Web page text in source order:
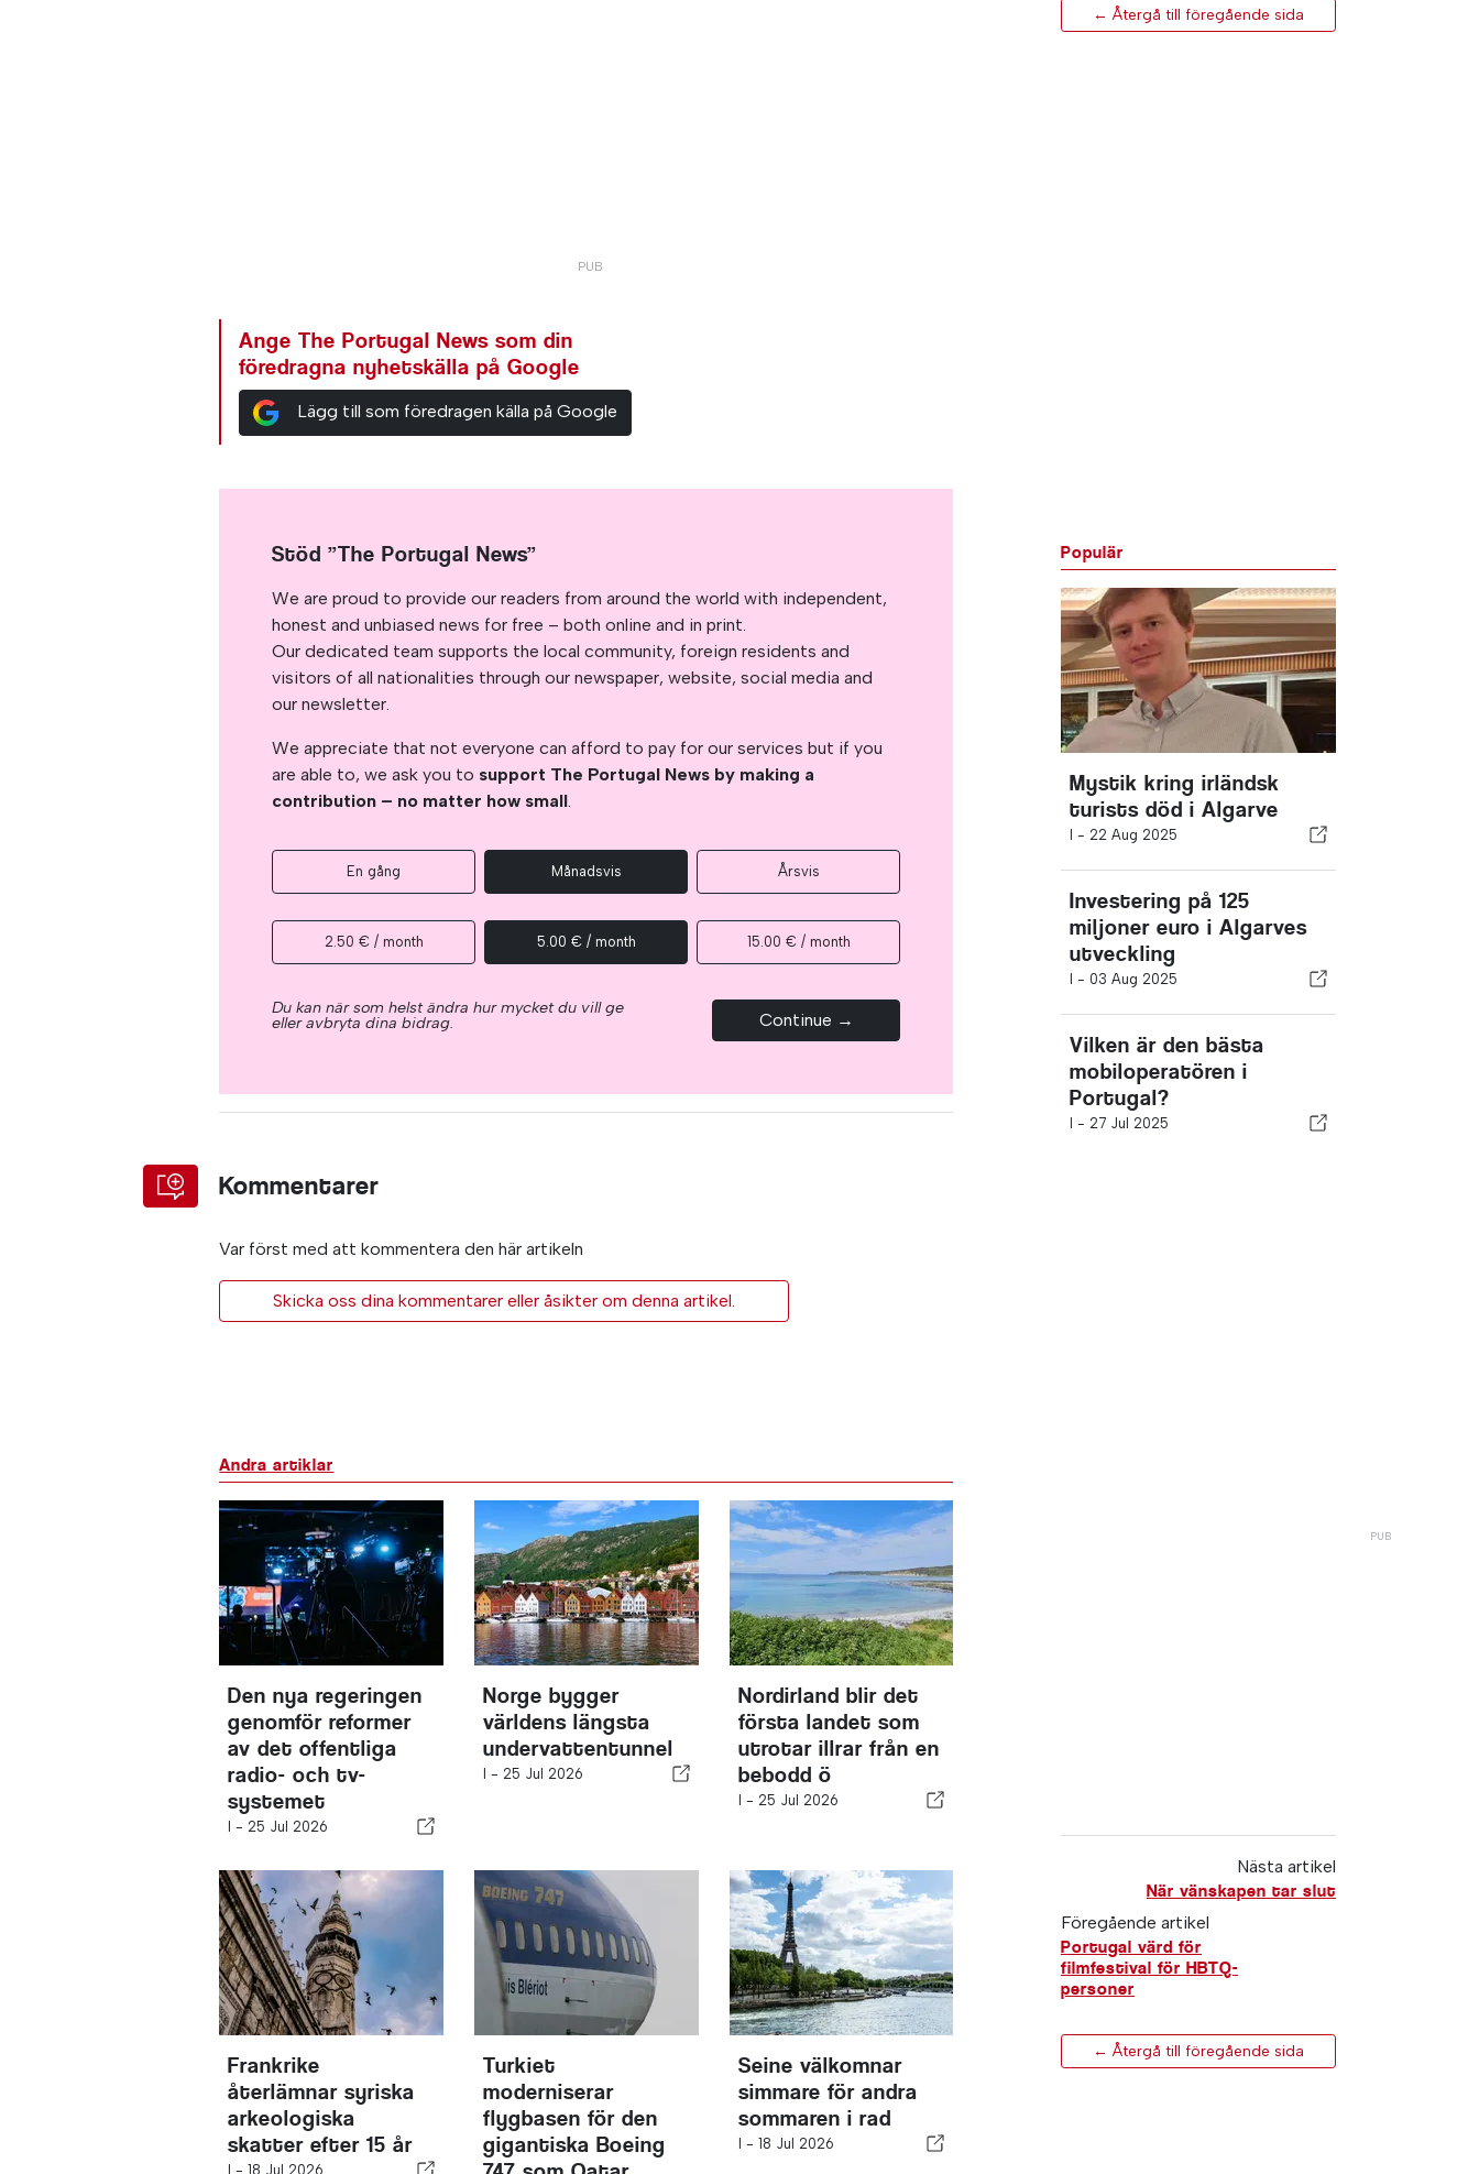
Ange The Portugal News som din
föredragna nyhetskälla på Google
Lägg till som föredragen källa på Google
← Återgå till föregående sida
Stöd ”The Portugal News”
We are proud to provide our readers from around the world with independent,
honest and unbiased news for free – both online and in print.
Our dedicated team supports the local community, foreign residents and
visitors of all nationalities through our newspaper, website, social media and
our newsletter.
We appreciate that not everyone can afford to pay for our services but if you
are able to, we ask you to support The Portugal News by making a
contribution – no matter how small.
En gång Månadsvis Årsvis
2.50 € / month 5.00 € / month 15.00 € / month
Du kan när som helst ändra hur mycket du vill ge
eller avbryta dina bidrag. Continue →
Kommentarer
Var först med att kommentera den här artikeln
Skicka oss dina kommentarer eller åsikter om denna artikel.
Populär
Mystik kring irländsk
turists död i Algarve
I - 22 Aug 2025
Investering på 125
miljoner euro i Algarves
utveckling
I - 03 Aug 2025
Vilken är den bästa
mobiloperatören i
Portugal?
I - 27 Jul 2025
Andra artiklar
Den nya regeringen
genomför reformer
av det offentliga
radio- och tv-
systemet
I - 25 Jul 2026
Norge bygger
världens längsta
undervattentunnel
I - 25 Jul 2026
Nordirland blir det
första landet som
utrotar illrar från en
bebodd ö
I - 25 Jul 2026
Frankrike
återlämnar syriska
arkeologiska
skatter efter 15 år
I -18 Jul 2026
Turkiet
moderniserar
flygbasen för den
gigantiska Boeing
Seine välkomnar
simmare för andra
sommaren i rad
I - 18 Jul 2026
Nästa artikel
När vänskapen tar slut
Föregående artikel
Portugal värd för
filmfestival för HBTQ-
personer
← Återgå till föregående sida